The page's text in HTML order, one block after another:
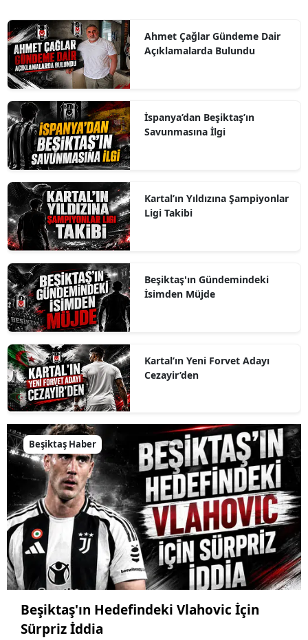
Ahmet Çağlar Gündeme Dair
Açıklamalarda Bulundu
İspanya’dan Beşiktaş’ın
Savunmasına İlgi
Kartal’ın Yıldızına Şampiyonlar
Ligi Takibi
Beşiktaş'ın Gündemindeki
İsimden Müjde
Kartal’ın Yeni Forvet Adayı
Cezayir’den
Beşiktaş Haber
Beşiktaş'ın Hedefindeki Vlahovic İçin
Sürpriz İddia